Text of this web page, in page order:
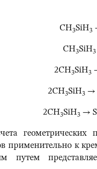
CH3SiH3
CH3SiH3
2CH3SiH3
2CH3SiH3 →
2CH3SiH3 →
к
путем